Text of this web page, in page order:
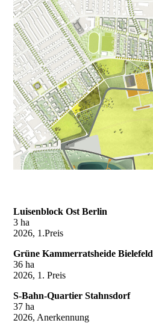
Luisenblock Ost Berlin
3 ha
2026, 1.Preis
Grüne Kammerratsheide Bielefeld
36 ha
2026, 1. Preis
S-Bahn-Quartier Stahnsdorf
37 ha
2026, Anerkennung